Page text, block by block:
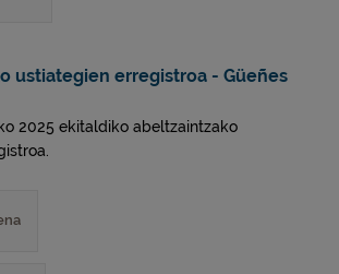
ustiategien erregistroa - Güeñes
2025 ekitaldiko abeltzaintzako